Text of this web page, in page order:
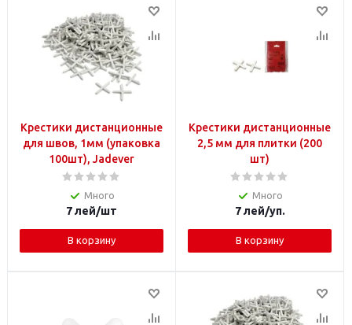
Крестики дистанционные
для швов, 1мм (упаковка
100шт), Jadever
Много
7лей/шт
В корзину
Крестики дистанционные
2,5 мм для плитки (200
шт)
Много
7лей/уп.
В корзину